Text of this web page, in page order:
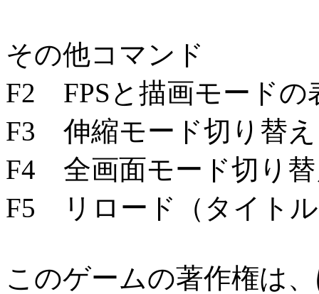
その他コマンド
F2 FPSと描画モードの
F3 伸縮モード切り替え
F4 全画面モード切り
F5 リロード（タイト
このゲームの著作権は